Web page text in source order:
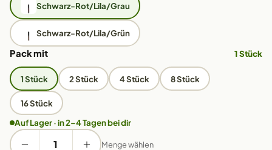
Schwarz-Rot/Lila/Grau
Schwarz-Rot/Lila/Grün
Pack mit 1 Stück
1 Stück 2 Stück 4 Stück 8 Stück
16 Stück
Auf Lager · in 2–4 Tagen bei dir
Menge wählen